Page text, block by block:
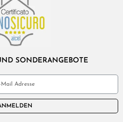
SONDERANGEBOTE